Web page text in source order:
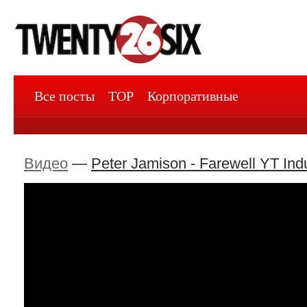
Все посты TOP Корпоративные
Видео — Peter Jamison - Farewell YT